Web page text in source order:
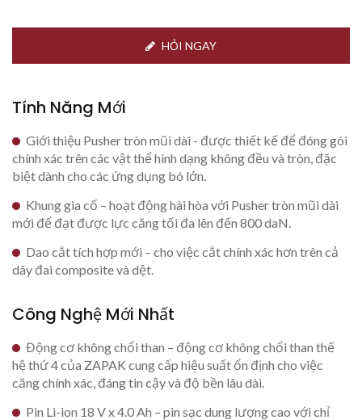
HỎI NGAY
Tính Năng Mới
Giới thiệu Pusher tròn mũi dài - được thiết kế để đóng gói
chính xác trên các vật thể hình dạng không đều và tròn, đặc
biệt dành cho các ứng dụng bó lớn.
Khung gia cố – hoạt động hài hòa với Pusher tròn mũi dài
mới để đạt được lực căng tối đa lên đến 800 daN.
Dao cắt tích hợp mới – cho việc cắt chính xác hơn trên cả
dây đai composite và dệt.
Công Nghệ Mới Nhất
Động cơ không chổi than – động cơ không chổi than thế
hệ thứ 4 của ZAPAK cung cấp hiệu suất ổn định cho việc
căng chính xác, đáng tin cậy và độ bền lâu dài.
Pin Li-ion 18 V x 4.0 Ah – pin sạc dung lượng cao với chỉ